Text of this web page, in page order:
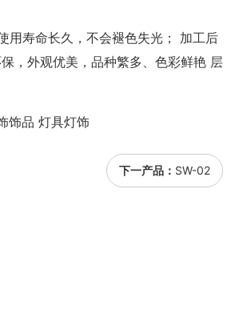
用寿命长久，不会褪色失光； 加工后
，外观优美，品种繁多、色彩鲜艳 层
饰品 灯具灯饰
下一产品： SW-02